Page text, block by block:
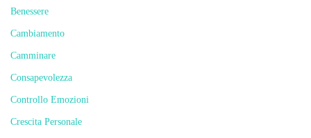
Benessere
Cambiamento
Camminare
Consapevolezza
Controllo Emozioni
Crescita Personale